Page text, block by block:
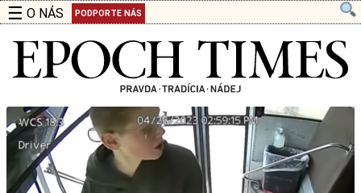
☰ O NÁS PODPORTE NÁS